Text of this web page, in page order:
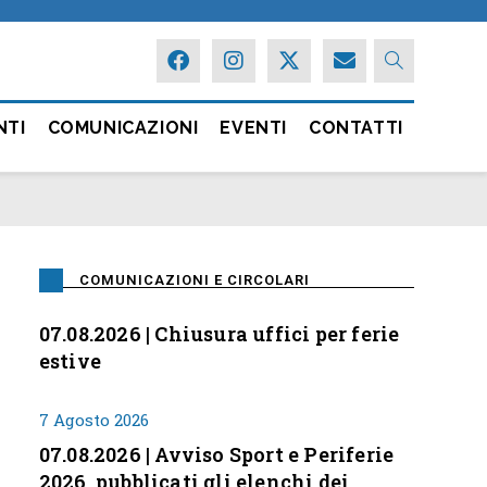
COMUNICAZIONI EVENTI CONTATTI
COMUNICAZIONI E CIRCOLARI
07.08.2026 | Chiusura uffici per ferie
estive
7 Agosto 2026
07.08.2026 | Avviso Sport e Periferie
2026, pubblicati gli elenchi dei